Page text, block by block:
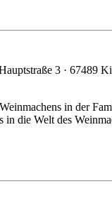
3 · 67489
in der
die Welt des